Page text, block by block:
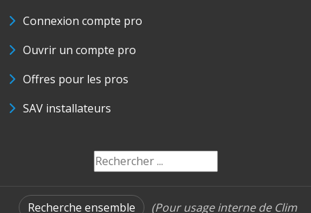
Connexion compte pro
Ouvrir un compte pro
Offres pour les pros
SAV installateurs
Recherche ensemble (Pour usage interne de Clim